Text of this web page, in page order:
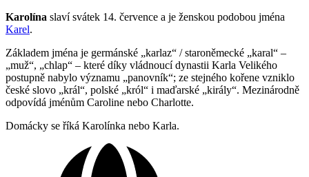
Karolína slaví svátek 14. července a je ženskou podobou jména
Karel.
Základem jména je germánské „karlaz“ / staroněmecké „karal“ –
„muž“, „chlap“ – které díky vládnoucí dynastii Karla Velikého
postupně nabylo významu „panovník“; ze stejného kořene vzniklo
české slovo „král“, polské „król“ i maďarské „király“. Mezinárodně
odpovídá jménům Caroline nebo Charlotte.
Domácky se říká Karolínka nebo Karla.